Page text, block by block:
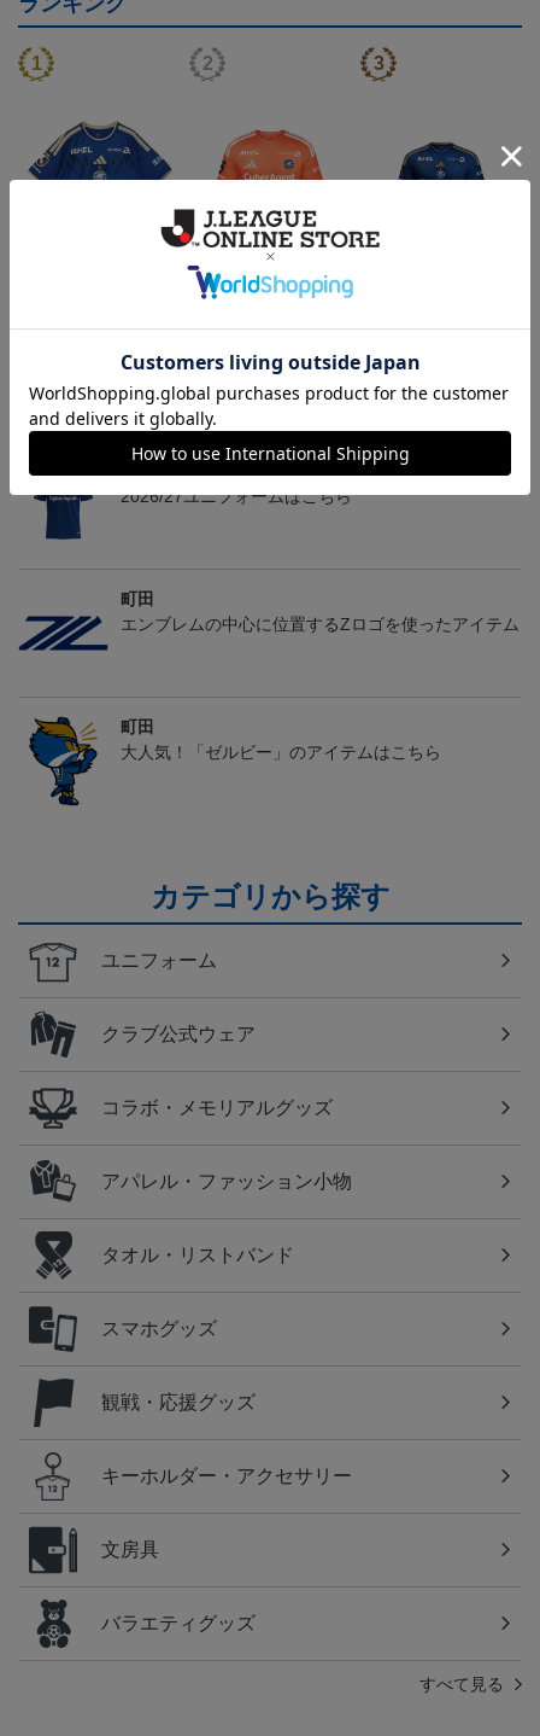
2026/27 GK1stユニフォ
トピックス
2026/27ユニフォームはこちら
町田
エンブレムの中心に位置するZロゴを使ったアイテム
町田
大人気！「ゼルビー」のアイテムはこちら
カテゴリから探す
ユニフォーム
クラブ公式ウェア
コラボ・メモリアルグッズ
アパレル・ファッション小物
タオル・リストバンド
スマホグッズ
観戦・応援グッズ
キーホルダー・アクセサリー
文房具
バラエティグッズ
すべて見る